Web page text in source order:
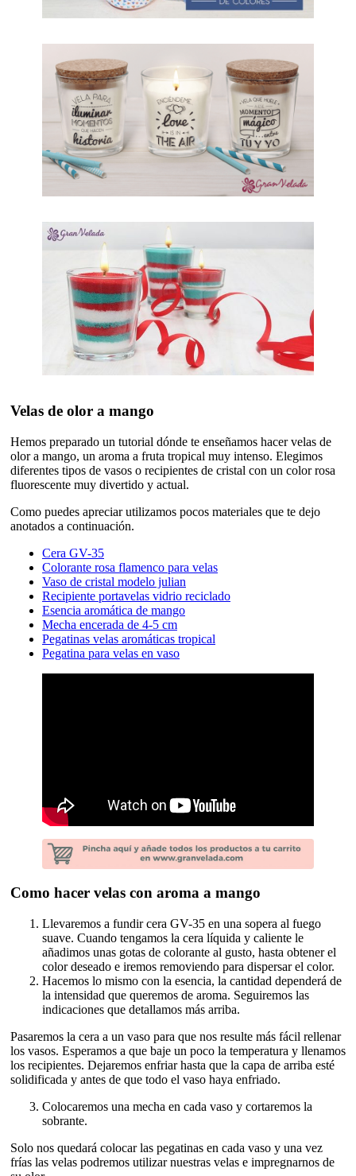
Velas de olor a mango
Hemos preparado un tutorial dónde te enseñamos hacer velas de
olor a mango, un aroma a fruta tropical muy intenso. Elegimos
diferentes tipos de vasos o recipientes de cristal con un color rosa
fluorescente muy divertido y actual.
Como puedes apreciar utilizamos pocos materiales que te dejo
anotados a continuación.
Cera GV-35
Colorante rosa flamenco para velas
Vaso de cristal modelo julian
Recipiente portavelas vidrio reciclado
Esencia aromática de mango
Mecha encerada de 4-5 cm
Pegatinas velas aromáticas tropical
Pegatina para velas en vaso
Como hacer velas con aroma a mango
Llevaremos a fundir cera GV-35 en una sopera al fuego
suave. Cuando tengamos la cera líquida y caliente le
añadimos unas gotas de colorante al gusto, hasta obtener el
color deseado e iremos removiendo para dispersar el color.
Hacemos lo mismo con la esencia, la cantidad dependerá de
la intensidad que queremos de aroma. Seguiremos las
indicaciones que detallamos más arriba.
Pasaremos la cera a un vaso para que nos resulte más fácil rellenar
los vasos. Esperamos a que baje un poco la temperatura y llenamos
los recipientes. Dejaremos enfriar hasta que la capa de arriba esté
solidificada y antes de que todo el vaso haya enfriado.
Colocaremos una mecha en cada vaso y cortaremos la
sobrante.
Solo nos quedará colocar las pegatinas en cada vaso y una vez
frías las velas podremos utilizar nuestras velas e impregnarnos de